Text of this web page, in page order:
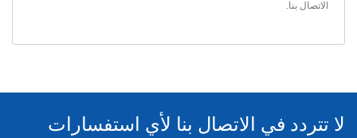
الاتصال بنا
لا تتردد في الاتصال بنا لأي استفسارات